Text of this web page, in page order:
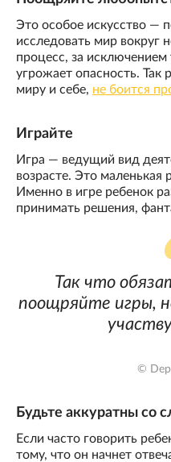
Это особое искусство —
исследовать мир вокруг
процесс, за
угрожает опасность. Так
миру и себе, не боится
Играйте
Игра — ведущий вид
возрасте. Это маленькая
Именно в игре ребенок
принимать решения,
Так что
поощряйте игры,
©
Будьте аккуратны со
Если часто говорить
тому, что он начнет